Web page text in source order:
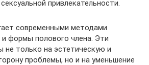
привлекательности.
современными методами
и формы полового члена. Эти
не только на эстетическую и
проблемы, но и на уменьшение